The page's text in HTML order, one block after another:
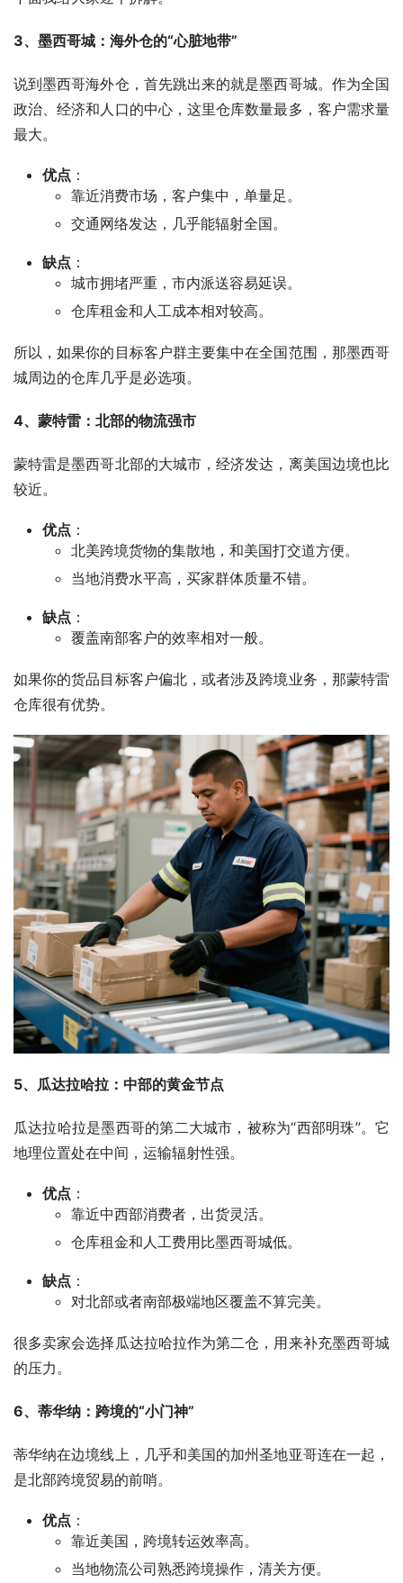
3、墨西哥城：海外仓的“心脏地带”
说到墨西哥海外仓，首先跳出来的就是墨西哥城。作为全国
政治、经济和人口的中心，这里仓库数量最多，客户需求量
最大。
优点 ：
靠近消费市场，客户集中，单量足。
交通网络发达，几乎能辐射全国。
缺点 ：
城市拥堵严重，市内派送容易延误。
仓库租金和人工成本相对较高。
所以，如果你的目标客户群主要集中在全国范围，那墨西哥
城周边的仓库几乎是必选项。
4、蒙特雷：北部的物流强市
蒙特雷是墨西哥北部的大城市，经济发达，离美国边境也比
较近。
优点 ：
北美跨境货物的集散地，和美国打交道方便。
当地消费水平高，买家群体质量不错。
缺点 ：
覆盖南部客户的效率相对一般。
如果你的货品目标客户偏北，或者涉及跨境业务，那蒙特雷
仓库很有优势。
5、瓜达拉哈拉：中部的黄金节点
瓜达拉哈拉是墨西哥的第二大城市，被称为“西部明珠”。它
地理位置处在中间，运输辐射性强。
优点 ：
靠近中西部消费者，出货灵活。
仓库租金和人工费用比墨西哥城低。
缺点 ：
对北部或者南部极端地区覆盖不算完美。
很多卖家会选择瓜达拉哈拉作为第二仓，用来补充墨西哥城
的压力。
6、蒂华纳：跨境的“小门神”
蒂华纳在边境线上，几乎和美国的加州圣地亚哥连在一起，
是北部跨境贸易的前哨。
优点 ：
靠近美国，跨境转运效率高。
当地物流公司熟悉跨境操作，清关方便。